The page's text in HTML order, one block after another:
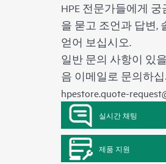
HPE 전문가들에게 궁
을 묻고 조언과 답변,
얻어 보십시오.
일반 문의 사항이 있
음 이메일로 문의하
hpestore.quote-
실시간 채팅
제품 지원